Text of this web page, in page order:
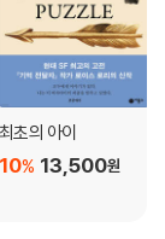
최초의 아이
13,500원
10%